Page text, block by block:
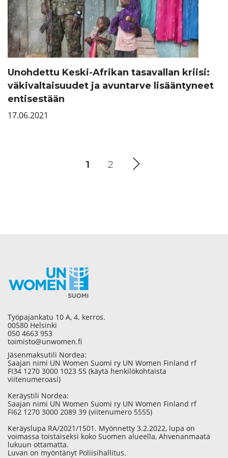
Unohdettu Keski-Afrikan tasavallan kriisi:
väkivaltaisuudet ja avuntarve lisääntyneet
entisestään
17.06.2021
1 (current)
2
Työpajankatu 10 A, 4. kerros.
00580 Helsinki
050 4663 953
toimisto@unwomen.fi
Jäsenmaksutili Nordea:
Saajan nimi UN Women Suomi ry UN Women Finland rf
FI34 1270 3000 1023 55 (käytä henkilökohtaista
viitenumeroasi)
Keräystili Nordea:
Saajan nimi UN Women Suomi ry UN Women Finland rf
FI62 1270 3000 2089 39 (viitenumero 5555)
Keräyslupa RA/2021/1501. Myönnetty 3.2.2022, lupa on
voimassa toistaiseksi koko Suomen alueella, Ahvenanmaata
lukuun ottamatta.
Luvan on myöntänyt Poliisihallitus.